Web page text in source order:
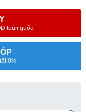
toàn quốc
0%